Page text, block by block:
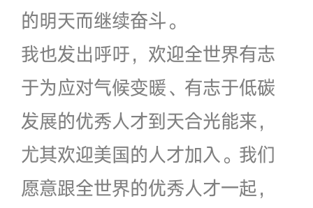
的明天而继续奋斗。
我也发出呼吁，欢迎全世界有志
于为应对气候变暖、有志于低碳
发展的优秀人才到天合光能来，
尤其欢迎美国的人才加入。我们
愿意跟全世界的优秀人才一起，